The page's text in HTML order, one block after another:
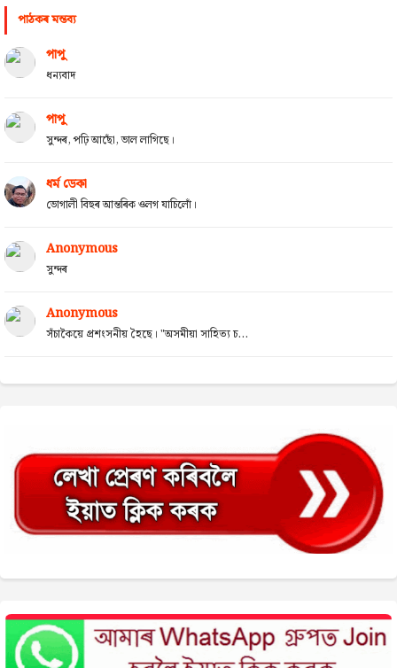
পাঠকৰ মন্তব্য
পাপু
ধন্যবাদ
পাপু
সুন্দৰ, পঢ়ি আছোঁ, ভাল লাগিছে।
ধৰ্ম ডেকা
ভোগালী বিহুৰ আন্তৰিক ওলগ যাচিলোঁ।
Anonymous
সুন্দৰ
Anonymous
সঁচাকৈয়ে প্ৰশংসনীয় হৈছে। "অসমীয়া সাহিত্য চ...